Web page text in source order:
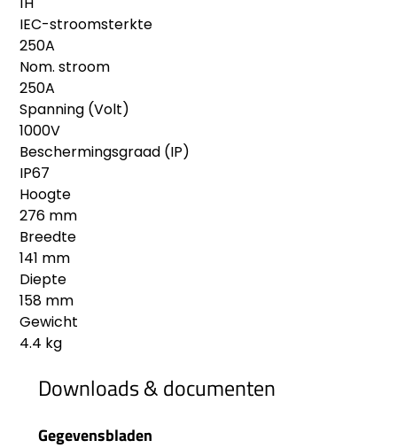
IEC-stroomsterkte
250A
Nom. stroom
250A
Spanning (Volt)
1000V
Beschermingsgraad (IP)
IP67
Hoogte
276 mm
Breedte
141 mm
Diepte
158 mm
Gewicht
4.4 kg
Downloads & documenten
Gegevensbladen